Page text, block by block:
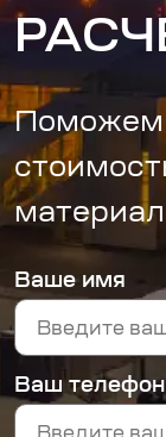
Поможем
Ваше имя
Ваш